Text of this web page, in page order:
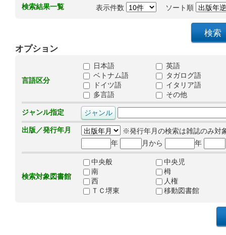
検索結果一覧 表示件数 ソート順
オプション
言語区分
日本語
英語
ベトナム語
タガログ語
ドイツ語
イタリア語
多言語
その他
ジャンル指定
出版／発行年月
※発行年月の検索は雑誌のみ対
年
月から 年
検索対象図書館
中央般
中央児
南
栂
西
人権
ＴＣ堺東
移動図書館